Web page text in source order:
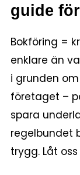
guide
Bokföring =
enklare än
i grunden
företaget –
spara
regelbundet
trygg. Låt